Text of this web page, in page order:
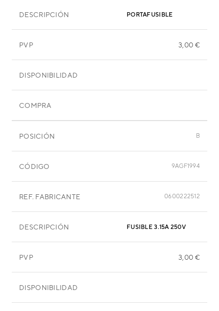
DESCRIPCIÓN PORTAFUSIBLE
PVP 3,00 €
DISPONIBILIDAD
COMPRA
POSICIÓN B
CÓDIGO 9AGF1994
REF. FABRICANTE 0600222512
DESCRIPCIÓN FUSIBLE 3.15A 250V
PVP 3,00 €
DISPONIBILIDAD